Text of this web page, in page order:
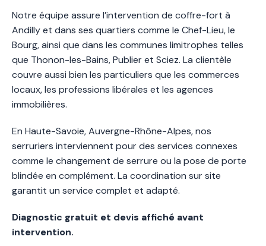
Notre équipe assure l’intervention de coffre-fort à
Andilly et dans ses quartiers comme le Chef-Lieu, le
Bourg, ainsi que dans les communes limitrophes telles
que Thonon-les-Bains, Publier et Sciez. La clientèle
couvre aussi bien les particuliers que les commerces
locaux, les professions libérales et les agences
immobilières.
En Haute-Savoie, Auvergne-Rhône-Alpes, nos
serruriers interviennent pour des services connexes
comme le changement de serrure ou la pose de porte
blindée en complément. La coordination sur site
garantit un service complet et adapté.
Diagnostic gratuit et devis affiché avant
intervention.